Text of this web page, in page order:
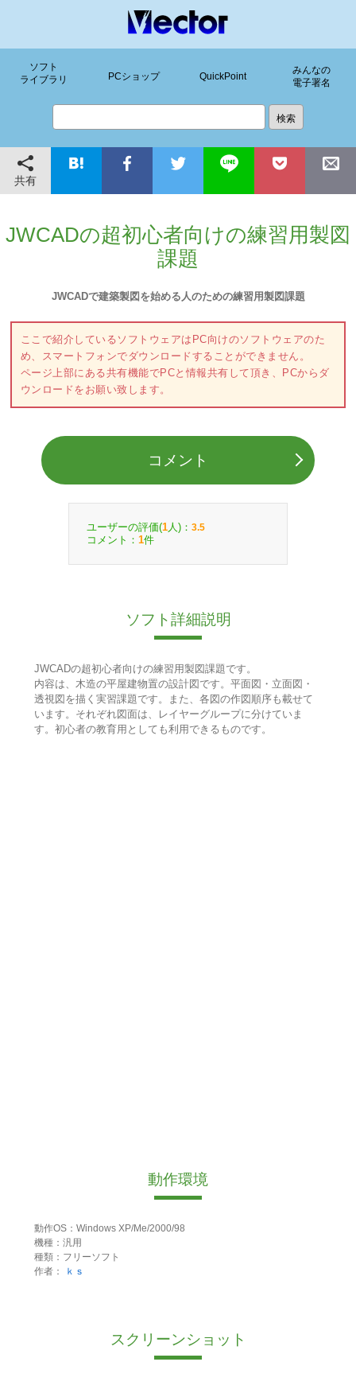
ソフト
ライブラリ
PCショップ QuickPoint
みんなの
電子署名
共有
JWCADの超初心者向けの練習用製図
課題
JWCADで建築製図を始める人のための練習用製図課題
ここで紹介しているソフトウェアはPC向けのソフトウェアのた
め、スマートフォンでダウンロードすることができません。
ページ上部にある共有機能でPCと情報共有して頂き、PCからダ
ウンロードをお願い致します。
コメント
ユーザーの評価(1 人)： 3.5
コメント： 1件
ソフト詳細説明
JWCADの超初心者向けの練習用製図課題です。
内容は、木造の平屋建物置の設計図です。平面図・立面図・
透視図を描く実習課題です。また、各図の作図順序も載せて
います。それぞれ図面は、レイヤーグループに分けていま
す。初心者の教育用としても利用できるものです。
動作環境
動作OS：Windows XP/Me/2000/98
機種：汎用
種類：フリーソフト
作者：
ｋｓ
スクリーンショット